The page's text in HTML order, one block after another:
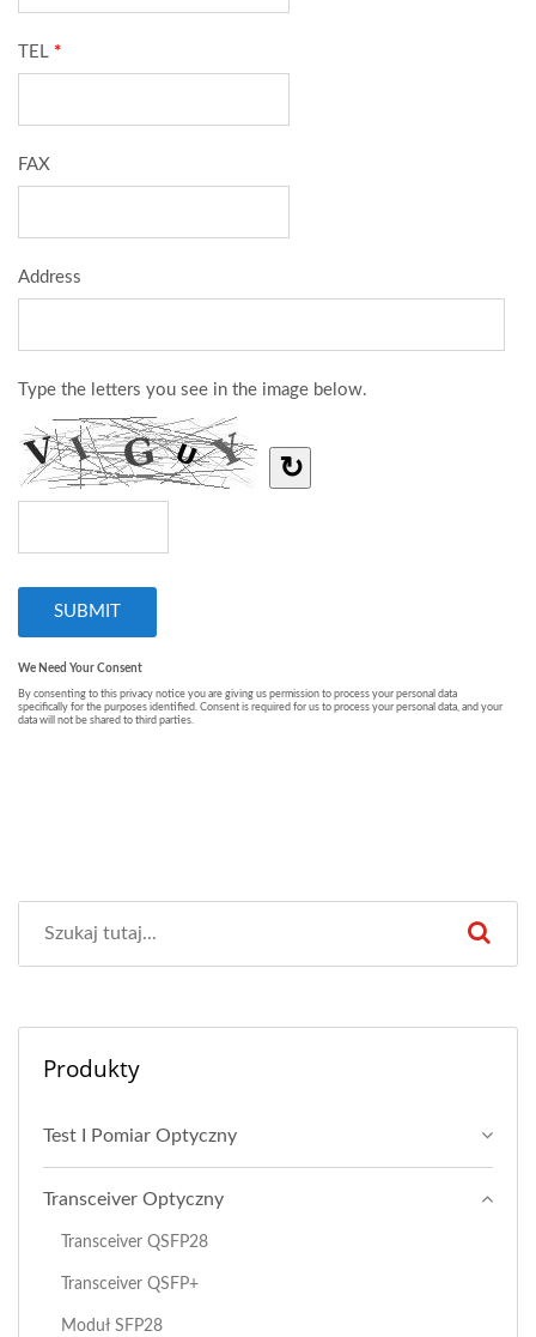
Produkty
Test I Pomiar Optyczny
Transceiver Optyczny
Transceiver QSFP28
Transceiver QSFP+
Moduł SFP28